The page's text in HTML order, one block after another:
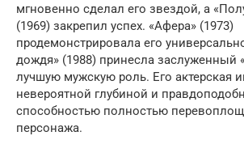
мгновенно сделал его звездой, а
(1969) закрепил успех. «Афера» (1973)
продемонстрировала его
дождя» (1988) принесла заслуженный
лучшую мужскую роль. Его актерская
невероятной глубиной и
способностью полностью
персонажа.